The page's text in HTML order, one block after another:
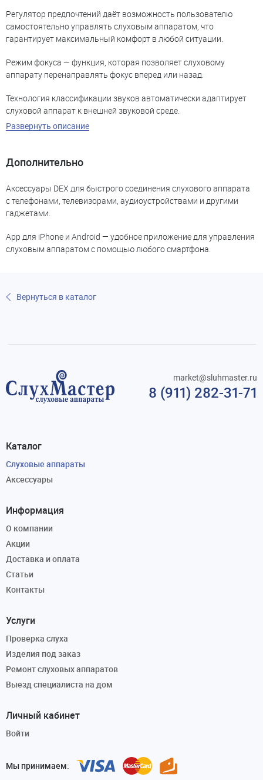
Регулятор предпочтений даёт возможность пользователю
самостоятельно управлять слуховым аппаратом, что
гарантирует максимальный комфорт в любой ситуации.
Режим фокуса — функция, которая позволяет слуховому
аппарату перенаправлять фокус вперед или назад.
Технология классификации звуков автоматически адаптирует
слуховой аппарат к внешней звуковой среде.
Развернуть описание
Дополнительно
Аксессуары DEX для быстрого соединения слухового аппарата
с телефонами, телевизорами, аудиоустройствами и другими
гаджетами.
App для iPhone и Android — удобное приложение для управления
слуховым аппаратом с помощью любого смартфона.
Вернуться в каталог
8 (911) 282-31-71
market@sluhmaster.ru
Каталог
Слуховые аппараты
Аксессуары
Информация
О компании
Акции
Доставка и оплата
Статьи
Контакты
Услуги
Проверка слуха
Изделия под заказ
Ремонт слуховых аппаратов
Выезд специалиста на дом
Личный кабинет
Войти
Мы принимаем: